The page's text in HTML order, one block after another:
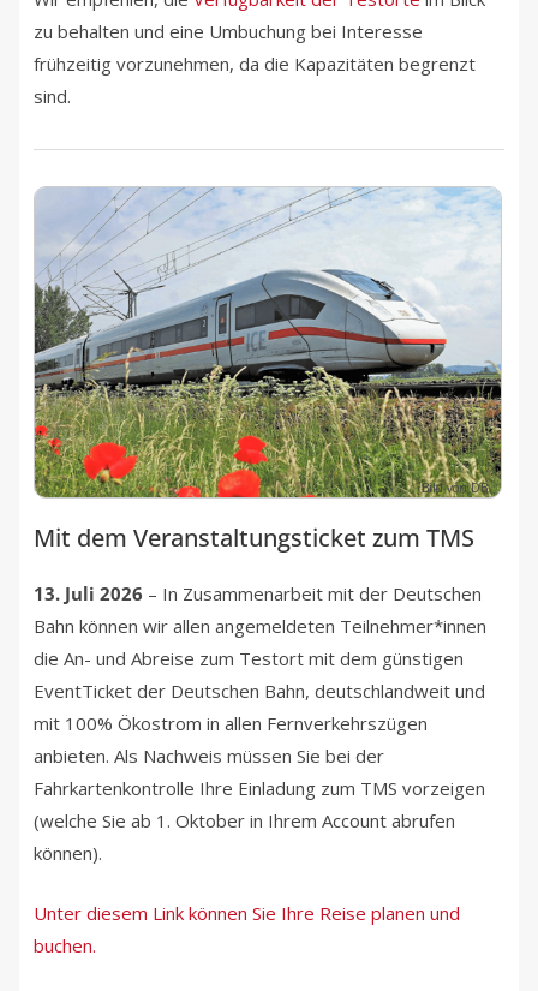
zu behalten und eine Umbuchung bei Interesse
frühzeitig vorzunehmen, da die Kapazitäten begrenzt
sind.
Bild von DB
Mit dem Veranstaltungsticket zum TMS
13. Juli 2026 – In Zusammenarbeit mit der Deutschen
Bahn können wir allen angemeldeten Teilnehmer*innen
die An- und Abreise zum Testort mit dem günstigen
EventTicket der Deutschen Bahn, deutschlandweit und
mit 100% Ökostrom in allen Fernverkehrszügen
anbieten. Als Nachweis müssen Sie bei der
Fahrkartenkontrolle Ihre Einladung zum TMS vorzeigen
(welche Sie ab 1. Oktober in Ihrem Account abrufen
können).
Unter diesem Link können Sie Ihre Reise planen und
buchen.